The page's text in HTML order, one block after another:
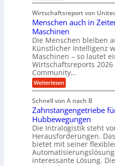
e
n
b
u
n
d
H
y
d
r
a
u
k
i
m
V
e
u
n
d
l
a
n
g
l
e
b
i
g
e
K
u
g
e
K
r
o
n
e
s
s
t
e
i
g
e
r
t
U
m
s
Wirtschaftsreport von
Menschen auch in
Maschinen
Die Menschen bleiben
Künstlicher Intelligenz
Maschinen – so lautet
Wirtschaftsreports
Community…
Weiterlesen:
M
n
s
c
h
e
n
a
u
c
Schnell von A nach B
Zahnstangengetriebe
Hubbewegungen
Die Intralogistik steht
Herausforderungen.
bietet mit seiner
Automatisierungslösung
interessante Lösung.